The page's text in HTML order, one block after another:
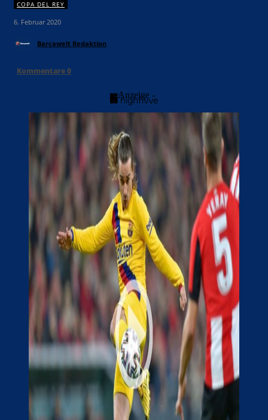
COPA DEL REY
6. Februar 2020
Barçawelt Redaktion
Kommentare0
- Anzeige -